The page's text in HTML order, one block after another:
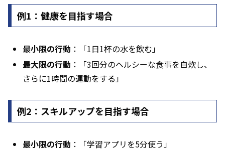
例1：健康を目指す場合
最小限の行動 ：「1日1杯の水を飲む」
最大限の行動 ：「3回分のヘルシーな食事を自炊し、
さらに1時間の運動をする」
例2：スキルアップを目指す場合
最小限の行動 ：「学習アプリを5分使う」